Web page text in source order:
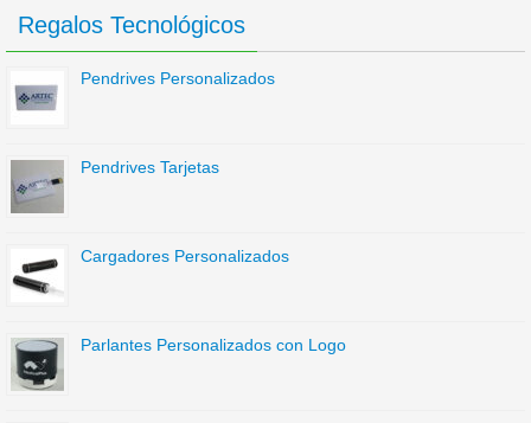
Regalos Tecnológicos
Pendrives Personalizados
Pendrives Tarjetas
Cargadores Personalizados
Parlantes Personalizados con Logo